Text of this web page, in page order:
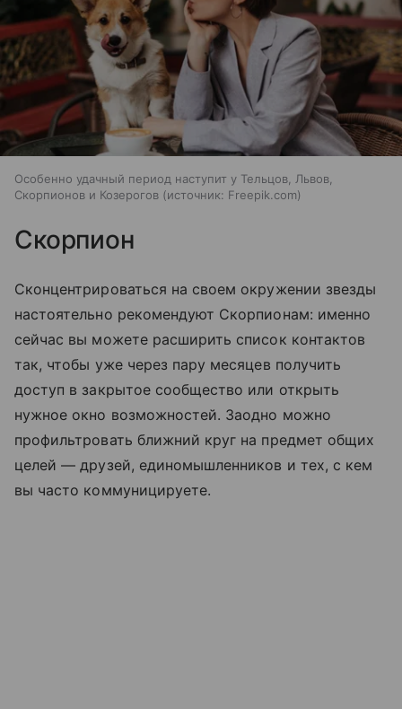
Особенно удачный период наступит у Тельцов, Львов,
Скорпионов и Козерогов
источник: Freepik.com
Скорпион
Сконцентрироваться на своем окружении звезды
настоятельно рекомендуют Скорпионам: именно
сейчас вы можете расширить список контактов
так, чтобы уже через пару месяцев получить
доступ в закрытое сообщество или открыть
нужное окно возможностей. Заодно можно
профильтровать ближний круг на предмет общих
целей — друзей, единомышленников и тех, с кем
вы часто коммуницируете.